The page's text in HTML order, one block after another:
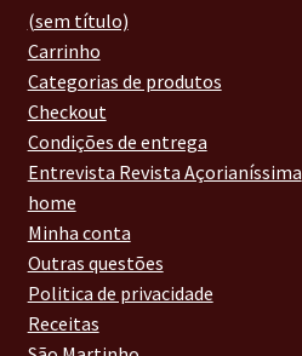
(sem título)
Carrinho
Categorias de produtos
Checkout
Condições de entrega
Entrevista Revista Açorianíssima
home
Minha conta
Outras questões
Politica de privacidade
Receitas